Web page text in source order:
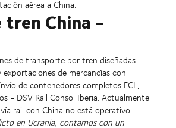
aérea a China.
China -
de transporte por tren diseñadas
de mercancías con
de contenedores completos FCL,
- DSV Rail Consol Iberia. Actualmente
rail con China no está operativo.
en Ucrania, contamos con un